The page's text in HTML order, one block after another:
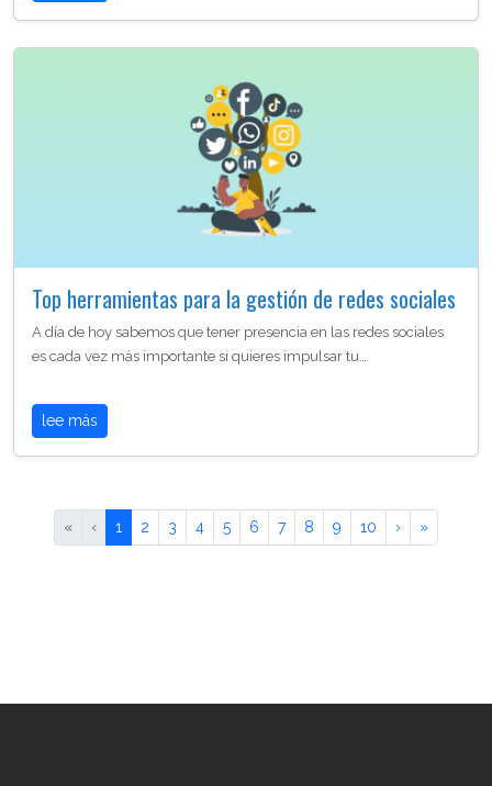
Top herramientas para la gestión de redes sociales
A día de hoy sabemos que tener presencia en las redes sociales
es cada vez más importante si quieres impulsar tu…
lee más
« ‹ 1 2 3 4 5 6 7 8 9 10 › »